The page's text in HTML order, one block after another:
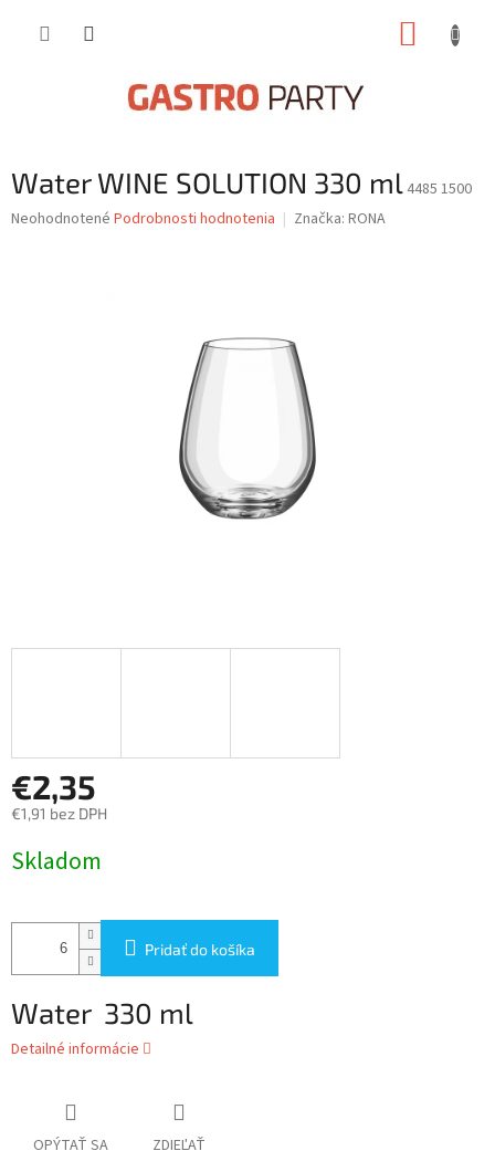
Water WINE SOLUTION 330 ml 4485 1500
Priemerné
Neohodnotené Podrobnosti hodnotenia Značka: RONA
€2,35
€1,91 bez DPH
cena:
Skladom
Pridať do košíka
Water 330 ml
Detailné informácie
OPÝTAŤ SA ZDIEĽAŤ